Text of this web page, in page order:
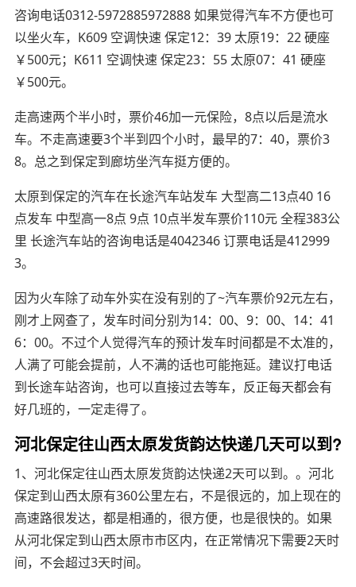
咨询电话0312-5972885972888 如果觉得汽车不方便也可
以坐火车，K609 空调快速 保定12：39 太原19：22 硬座
￥500元；K611 空调快速 保定23：55 太原07：41 硬座
￥500元。
走高速两个半小时，票价46加一元保险，8点以后是流水
车。不走高速要3个半到四个小时，最早的7：40，票价3
8。总之到保定到廊坊坐汽车挺方便的。
太原到保定的汽车在长途汽车站发车 大型高二13点40 16
点发车 中型高一8点 9点 10点半发车票价110元 全程383公
里 长途汽车站的咨询电话是4042346 订票电话是412999
3。
因为火车除了动车外实在没有别的了~汽车票价92元左右，
刚才上网查了，发车时间分别为14：00、9：00、14：41
6：00。不过个人觉得汽车的预计发车时间都是不太准的，
人满了可能会提前，人不满的话也可能拖延。建议打电话
到长途车站咨询，也可以直接过去等车，反正每天都会有
好几班的，一定走得了。
河北保定往山西太原发货韵达快递几天可以到?
1、河北保定往山西太原发货韵达快递2天可以到。。河北
保定到山西太原有360公里左右，不是很远的，加上现在的
高速路很发达，都是相通的，很方便，也是很快的。如果
从河北保定到山西太原市市区内，在正常情况下需要2天时
间，不会超过3天时间。